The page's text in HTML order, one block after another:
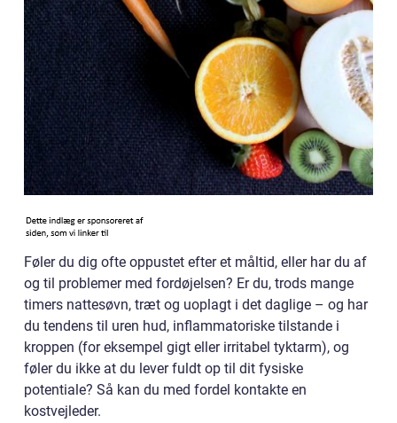
Føler du dig ofte oppustet efter et måltid, eller har du af
og til problemer med fordøjelsen? Er du, trods mange
timers nattesøvn, træt og uoplagt i det daglige – og har
du tendens til uren hud, inflammatoriske tilstande i
kroppen (for eksempel gigt eller irritabel tyktarm), og
føler du ikke at du lever fuldt op til dit fysiske
potentiale? Så kan du med fordel kontakte en
kostvejleder.